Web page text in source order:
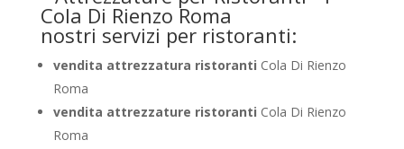
nostri servizi per ristoranti:
vendita attrezzatura ristoranti Cola Di Rienzo
Roma
vendita attrezzature ristoranti Cola Di Rienzo
Roma